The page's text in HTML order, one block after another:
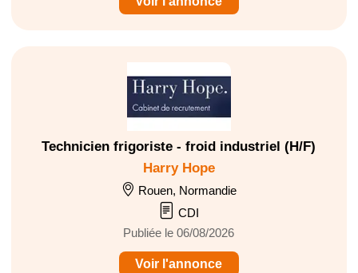
Technicien frigoriste - froid industriel (H/F)
Harry Hope
Rouen, Normandie
CDI
Publiée le 06/08/2026
Voir l'annonce